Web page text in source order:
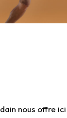
nous offre